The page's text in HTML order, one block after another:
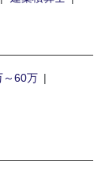
～60万